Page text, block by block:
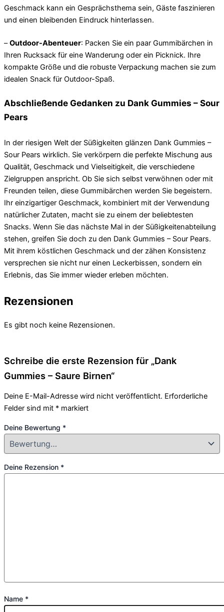
Geschmack kann ein Gesprächsthema sein, Gäste faszinieren
und einen bleibenden Eindruck hinterlassen.
–Outdoor-Abenteuer: Packen Sie ein paar Gummibärchen in
Ihren Rucksack für eine Wanderung oder ein Picknick. Ihre
kompakte Größe und die robuste Verpackung machen sie zum
idealen Snack für Outdoor-Spaß.
Abschließende Gedanken zu Dank Gummies – Sour
Pears
In der riesigen Welt der Süßigkeiten glänzen Dank Gummies –
Sour Pears wirklich. Sie verkörpern die perfekte Mischung aus
Qualität, Geschmack und Vielseitigkeit, die verschiedene
Zielgruppen anspricht. Ob Sie sich selbst verwöhnen oder mit
Freunden teilen, diese Gummibärchen werden Sie begeistern.
Ihr einzigartiger Geschmack, kombiniert mit der Verwendung
natürlicher Zutaten, macht sie zu einem der beliebtesten
Snacks. Wenn Sie das nächste Mal in der Süßigkeitenabteilung
stehen, greifen Sie doch zu den Dank Gummies – Sour Pears.
Mit ihrem köstlichen Geschmack und der zähen Konsistenz
versprechen sie nicht nur einen Leckerbissen, sondern ein
Erlebnis, das Sie immer wieder erleben möchten.
Rezensionen
Es gibt noch keine Rezensionen.
Schreibe die erste Rezension für „Dank
Gummies – Saure Birnen“
Deine E-Mail-Adresse wird nicht veröffentlicht. Erforderliche
Felder sind mit * markiert
Deine Bewertung *
Deine Rezension *
Name *